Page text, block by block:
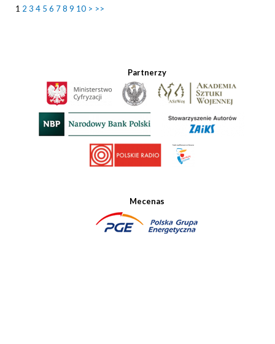
1 2 3 4 5 6 78 9 10 > >>
Partnerzy
Mecenas